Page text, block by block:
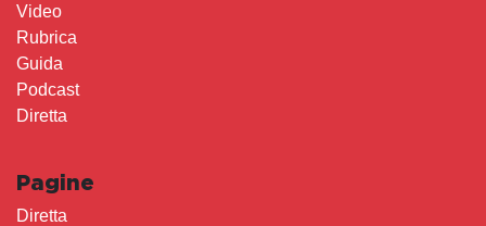
Video
Rubrica
Guida
Podcast
Diretta
Pagine
Diretta